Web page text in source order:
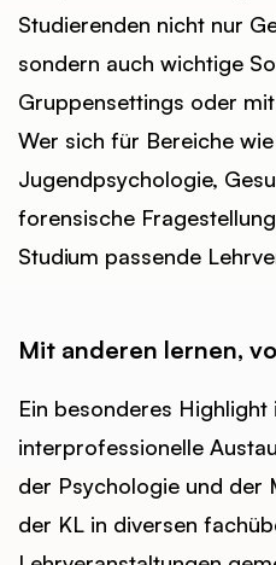
Studierenden nicht nur
sondern auch wichtige
Gruppensettings oder
Wer sich für Bereiche
Jugendpsychologie,
forensische
Studium passende
Mit anderen lernen,
Ein besonderes Highlight
interprofessionelle
der Psychologie und der
der KL in diversen